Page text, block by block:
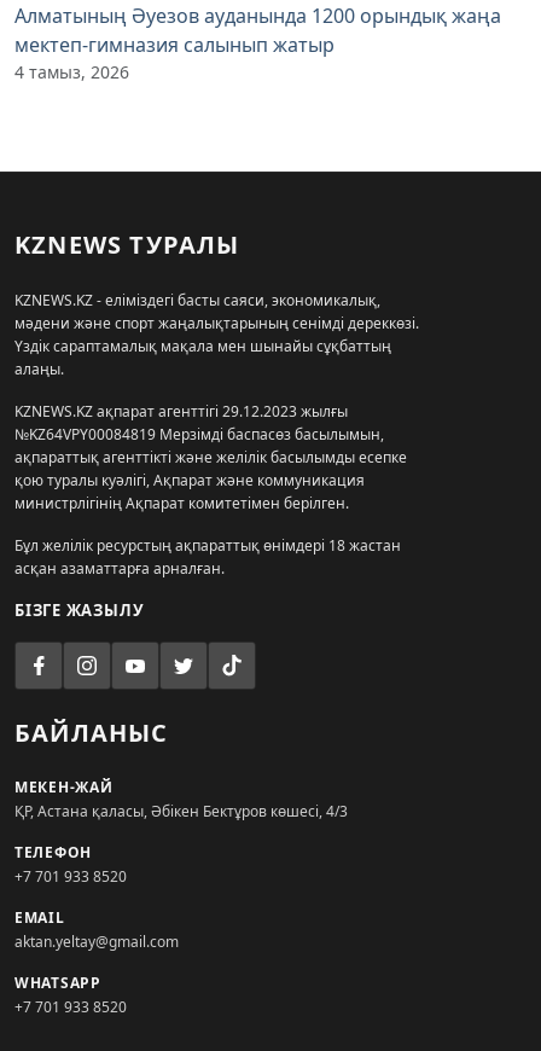
Алматының Әуезов ауданында 1200 орындық жаңа
мектеп-гимназия салынып жатыр
4 тамыз, 2026
KZNEWS ТУРАЛЫ
KZNEWS.KZ - еліміздегі басты саяси, экономикалық,
мәдени және спорт жаңалықтарының сенімді дереккөзі.
Үздік сараптамалық мақала мен шынайы сұқбаттың
алаңы.
KZNEWS.KZ ақпарат агенттігі 29.12.2023 жылғы
№KZ64VPY00084819 Мерзімді баспасөз басылымын,
ақпараттық агенттікті және желілік басылымды есепке
қою туралы куәлігі, Ақпарат және коммуникация
министрлігінің Ақпарат комитетімен берілген.
Бұл желілік ресурстың ақпараттық өнімдері 18 жастан
асқан азаматтарға арналған.
БІЗГЕ ЖАЗЫЛУ
БАЙЛАНЫС
МЕКЕН-ЖАЙ
ҚР, Астана қаласы, Әбікен Бектұров көшесі, 4/3
ТЕЛЕФОН
+7 701 933 8520
EMAIL
aktan.yeltay@gmail.com
WHATSAPP
+7 701 933 8520